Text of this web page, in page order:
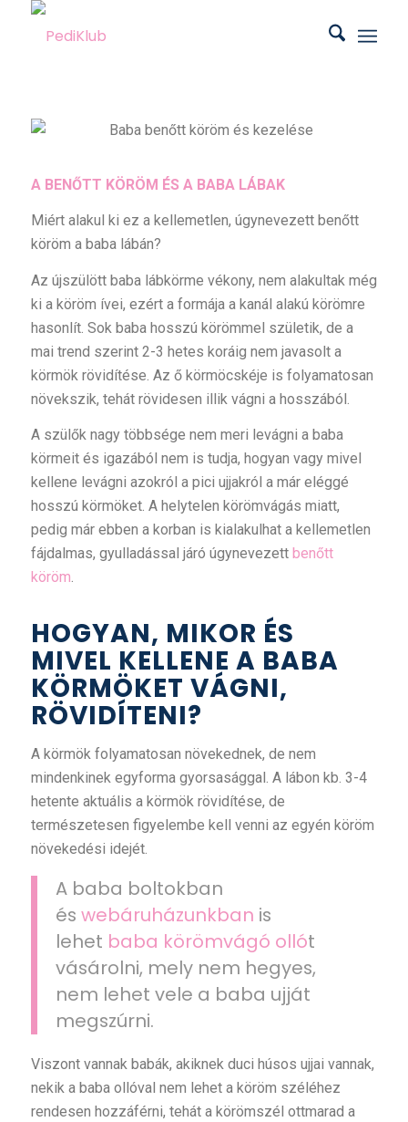
A BENŐTT KÖRÖM ÉS A BABA LÁBAK
Miért alakul ki ez a kellemetlen, úgynevezett benőtt
köröm a baba lábán?
Az újszülött baba lábkörme vékony, nem alakultak még
ki a köröm ívei, ezért a formája a kanál alakú körömre
hasonlít. Sok baba hosszú körömmel születik, de a
mai trend szerint 2-3 hetes koráig nem javasolt a
körmök rövidítése. Az ő körmöcskéje is folyamatosan
növekszik, tehát rövidesen illik vágni a hosszából.
A szülők nagy többsége nem meri levágni a baba
körmeit és igazából nem is tudja, hogyan vagy mivel
kellene levágni azokról a pici ujjakról a már eléggé
hosszú körmöket. A helytelen körömvágás miatt,
pedig már ebben a korban is kialakulhat a kellemetlen
fájdalmas, gyulladással járó úgynevezett benőtt
köröm.
HOGYAN, MIKOR ÉS
MIVEL KELLENE A BABA
KÖRMÖKET VÁGNI,
RÖVIDÍTENI?
A körmök folyamatosan növekednek, de nem
mindenkinek egyforma gyorsasággal. A lábon kb. 3-4
hetente aktuális a körmök rövidítése, de
természetesen figyelembe kell venni az egyén köröm
növekedési idejét.
A baba boltokban
és webáruházunkban is
lehet baba körömvágó ollót
vásárolni, mely nem hegyes,
nem lehet vele a baba ujját
megszúrni.
Viszont vannak babák, akiknek duci húsos ujjai vannak,
nekik a baba ollóval nem lehet a köröm széléhez
rendesen hozzáférni, tehát a körömszél ottmarad a